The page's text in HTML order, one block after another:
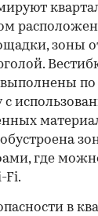
зоны
выполнены
с
где
Fi.
в